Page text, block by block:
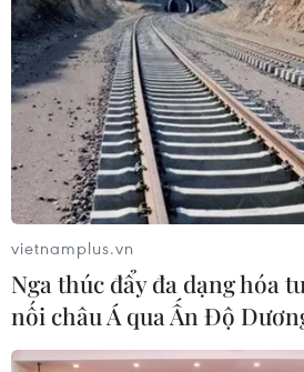
Xem thêm
CƠ QUAN CHỦ QUẢN: THÔNG TẤN XÃ VIỆT NAM
Tổng Biên tập: TRẦN TIẾN DUẨN
Phó Tổng Biên tập: NGUYỄN THỊ
THỦY
vietnamplus.vn
Nga thúc đẩy đa dạng hóa
nối châu Á qua Ấn Độ